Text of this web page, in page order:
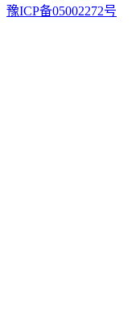
豫ICP备05002272号